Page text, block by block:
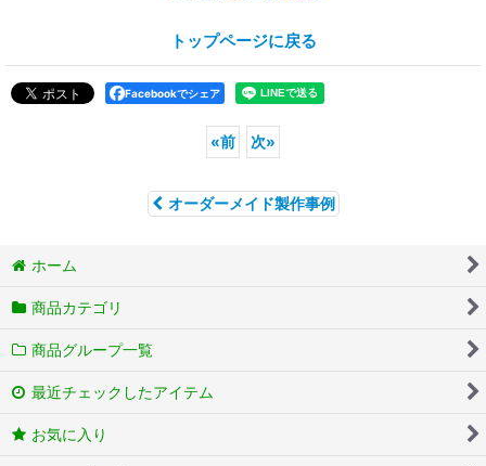
トップページに戻る
Facebookでシェア
«前 次»
オーダーメイド製作事例
ホーム
商品カテゴリ
商品グループ一覧
最近チェックしたアイテム
お気に入り